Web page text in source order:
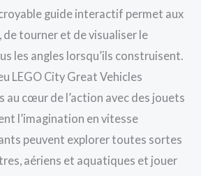
guide interactif permet aux
tourner et de visualiser le
les angles lorsqu’ils construisent.
LEGO City Great Vehicles
cœur de l’action avec des jouets
l’imagination en vitesse
peuvent explorer toutes sortes
aériens et aquatiques et jouer